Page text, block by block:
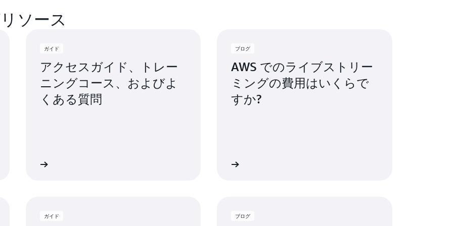
ソース
ガイド
アクセスガイド、トレー
ニングコース、およびよ
くある質問
ブログ
AWS でのライブストリー
ミングの費用はいくらで
すか?
ガイド ブログ